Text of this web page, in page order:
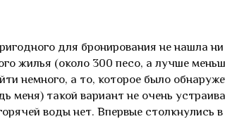
для бронирования не нашла
жилья (около 300 песо, а лучше
немного, а то, которое было
меня) такой вариант не очень
воды нет. Впервые столкнулись в